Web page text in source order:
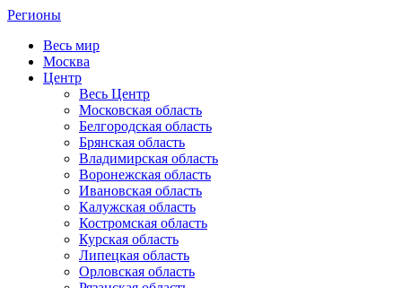
Регионы
Весь мир
Москва
Центр
Весь Центр
Московская область
Белгородская область
Брянская область
Владимирская область
Воронежская область
Ивановская область
Калужская область
Костромская область
Курская область
Липецкая область
Орловская область